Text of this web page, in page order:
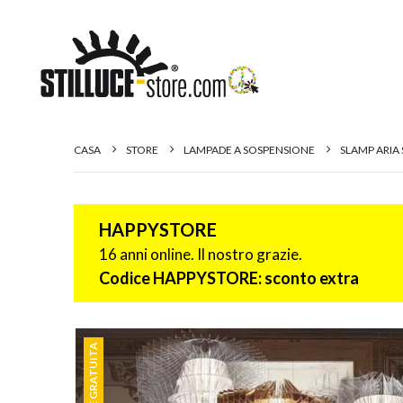
CASA STORE LAMPADE A SOSPENSIONE SLAMP ARIA
HAPPYSTORE
16 anni online. Il nostro grazie.
Codice HAPPYSTORE: sconto extra